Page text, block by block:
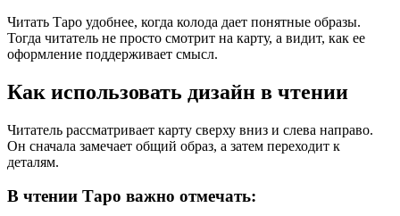
Читать Таро удобнее, когда колода дает понятные образы.
Тогда читатель не просто смотрит на карту, а видит, как ее
оформление поддерживает смысл.
Как использовать дизайн в чтении
Читатель рассматривает карту сверху вниз и слева направо.
Он сначала замечает общий образ, а затем переходит к
деталям.
В чтении Таро важно отмечать: